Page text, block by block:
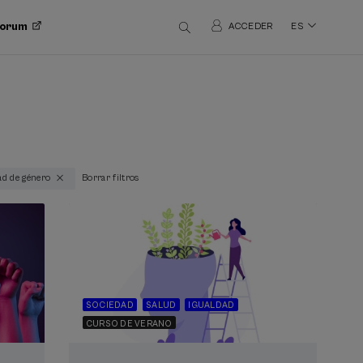
ACCEDER ES
de género Borrar filtros
SOCIEDAD SALUD
IGUALDAD
CURSO DE VERANO